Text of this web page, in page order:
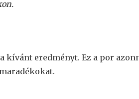
kívánt eredményt. Ez a por